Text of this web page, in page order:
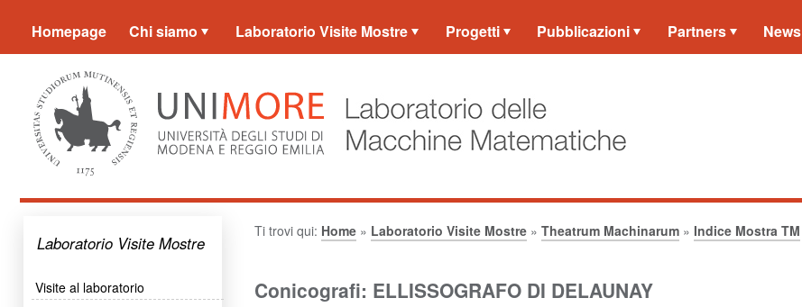
Homepage Chi siamo Laboratorio Visite Mostre Progetti Pubblicazioni Partners News
Laboratorio Visite Mostre
Visite al laboratorio
Ti trovi qui: Home » Laboratorio Visite Mostre » Theatrum Machinarum » Indice Mostra TM
Conicografi: ELLISSOGRAFO DI DELAUNAY